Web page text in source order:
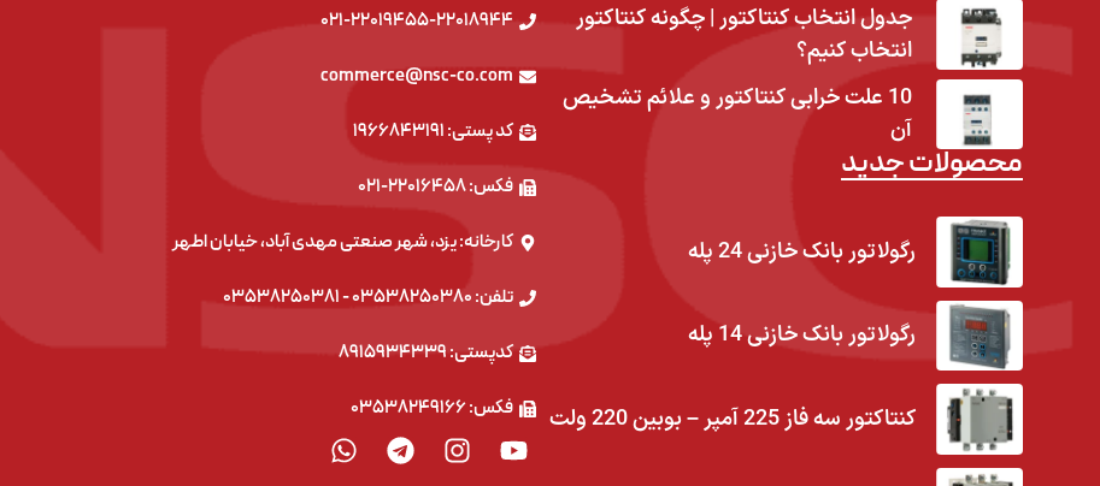
جدول انتخاب کنتاکتور | چگونه کنتاکتور
انتخاب کنیم؟
10 علت خرابی کنتاکتور و علائم تشخیص
آن
محصولات جدید
رگولاتور بانک خازنی 24 پله
رگولاتور بانک خازنی 14 پله
کنتاکتور سه فاز 225 آمپر – بوبین 220 ولت
۰۲۱-۲۲۰۱۹۴۵۵-۲۲۰۱۸۹۴۴
commerce@nsc-co.com
کد پستی: ۱۹۶۶۸۴۳۱۹۱
فکس: ۲۲۰۱۶۴۵۸-۰۲۱
کارخانه: یزد، شهر صنعتی مهدی آباد، خیابان اطهر
تلفن: ۰۳۵۳۸۲۵۰۳۸۰ - ۰۳۵۳۸۲۵۰۳۸۱
کدپستی: ۸۹۱۵۹۳۴۳۳۹
فکس: ۰۳۵۳۸۲۴۹۱۶۶